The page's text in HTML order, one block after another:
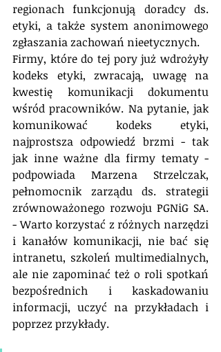
regionach funkcjonują doradcy ds.
etyki, a także system anonimowego
zgłaszania zachowań nieetycznych.
Firmy, które do tej pory już wdrożyły
kodeks etyki, zwracają, uwagę na
kwestię komunikacji dokumentu
wśród pracowników. Na pytanie, jak
komunikować kodeks etyki,
najprostsza odpowiedź brzmi - tak
jak inne ważne dla firmy tematy -
podpowiada Marzena Strzelczak,
pełnomocnik zarządu ds. strategii
zrównoważonego rozwoju PGNiG SA.
- Warto korzystać z różnych narzędzi
i kanałów komunikacji, nie bać się
intranetu, szkoleń multimedialnych,
ale nie zapominać też o roli spotkań
bezpośrednich i kaskadowaniu
informacji, uczyć na przykładach i
poprzez przykłady.